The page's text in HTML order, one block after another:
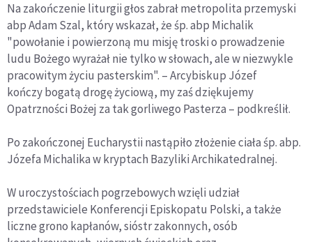
Na zakończenie liturgii głos zabrał metropolita przemyski
abp Adam Szal, który wskazał, że śp. abp Michalik
"powołanie i powierzoną mu misję troski o prowadzenie
ludu Bożego wyrażał nie tylko w słowach, ale w niezwykle
pracowitym życiu pasterskim". – Arcybiskup Józef
kończy bogatą drogę życiową, my zaś dziękujemy
Opatrzności Bożej za tak gorliwego Pasterza – podkreślił.
Po zakończonej Eucharystii nastąpiło złożenie ciała śp. abp.
Józefa Michalika w kryptach Bazyliki Archikatedralnej.
W uroczystościach pogrzebowych wzięli udział
przedstawiciele Konferencji Episkopatu Polski, a także
liczne grono kapłanów, sióstr zakonnych, osób